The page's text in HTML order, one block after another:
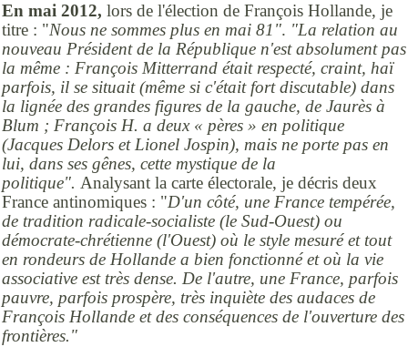
En mai 2012, lors de l'élection de François Hollande, je
titre : "Nous ne sommes plus en mai 81". "La relation au
nouveau Président de la République n'est absolument pas
la même : François Mitterrand était respecté, craint, haï
parfois, il se situait (même si c'était fort discutable) dans
la lignée des grandes figures de la gauche, de Jaurès à
Blum ; François H. a deux « pères » en politique
(Jacques Delors et Lionel Jospin), mais ne porte pas en
lui, dans ses gênes, cette mystique de la
politique". Analysant la carte électorale, je décris deux
France antinomiques : "D'un côté, une France tempérée,
de tradition radicale-socialiste (le Sud-Ouest) ou
démocrate-chrétienne (l'Ouest) où le style mesuré et tout
en rondeurs de Hollande a bien fonctionné et où la vie
associative est très dense. De l'autre, une France, parfois
pauvre, parfois prospère, très inquiète des audaces de
François Hollande et des conséquences de l'ouverture des
frontières."